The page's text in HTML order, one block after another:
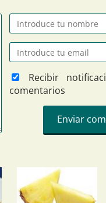
Recibir
comentarios